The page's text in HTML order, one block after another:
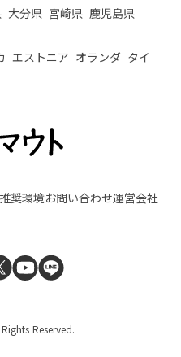
大分県 宮崎県 鹿児島県
エストニア オランダ タイ
推奨環境お問い合わせ運営会社
Reserved.